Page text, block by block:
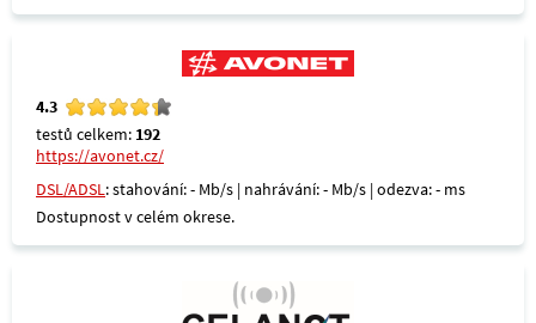
4.3
testů celkem: 192
https://avonet.cz/
DSL/ADSL: stahování: - Mb/s | nahrávání: - Mb/s | odezva: - ms
Dostupnost v celém okrese.